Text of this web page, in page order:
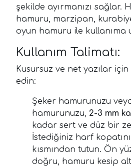
şekilde ayırmanızı sağlar.
hamuru, marzipan,
oyun hamuru ile kullanıma
Kullanım Talimatı:
Kusursuz ve net yazılar
edin:
Şeker hamurunuzu
hamurunuzu, 2-3 mm
kadar sert ve düz bir
İstediğiniz harf
kısmından tutun. Ön
doğru, hamuru kesip